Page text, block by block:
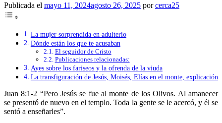
Publicada el mayo 11, 2024agosto 26, 2025 porcerca25
La mujer sorprendida en adulterio
Dónde están los que te acusaban
El seguidor de Cristo
Publicaciones relacionadas:
Ayes sobre los fariseos y la ofrenda de la viuda
La transfiguración de Jesús, Moisés, Elías en el monte, explicación
Juan 8:1-2 “Pero Jesús se fue al monte de los Olivos. Al amanecer
se presentó de nuevo en el templo. Toda la gente se le acercó, y él se
sentó a enseñarles”.